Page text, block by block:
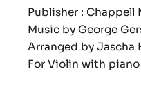
Publisher : Chappell
Music by George
Arranged by Jascha
For Violin with